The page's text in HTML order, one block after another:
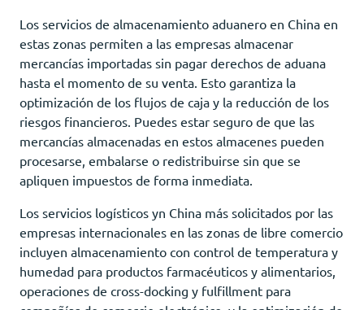
Los servicios de almacenamiento aduanero en China en
estas zonas permiten a las empresas almacenar
mercancías importadas sin pagar derechos de aduana
hasta el momento de su venta. Esto garantiza la
optimización de los flujos de caja y la reducción de los
riesgos financieros. Puedes estar seguro de que las
mercancías almacenadas en estos almacenes pueden
procesarse, embalarse o redistribuirse sin que se
apliquen impuestos de forma inmediata.
Los servicios logísticos уn China más solicitados por las
empresas internacionales en las zonas de libre comercio
incluyen almacenamiento con control de temperatura y
humedad para productos farmacéuticos y alimentarios,
operaciones de cross-docking y fulfillment para